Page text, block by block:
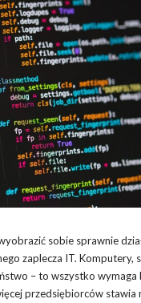
sobie sprawnie
zaplecza IT. Komputery,
– to wszystko wymaga
przedsiębiorców stawia